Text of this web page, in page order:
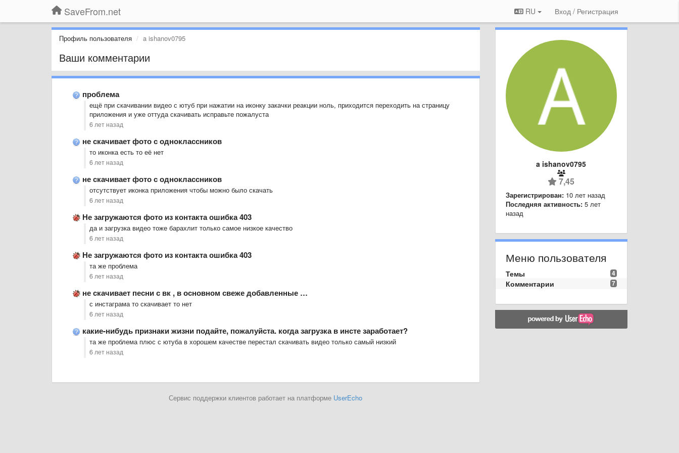
SaveFrom.net RU Вход / Регистрация
Профиль пользователя a ishanov0795
Ваши комментарии
проблема
ещё при скачивании видео с ютуб при нажатии на иконку закачки реакции ноль, приходится переходить на страницу
приложения и уже оттуда скачивать исправьте пожалуста
6 лет назад
не скачивает фото с одноклассников
то иконка есть то её нет
6 лет назад
не скачивает фото с одноклассников
отсутствует иконка приложения чтобы можно было скачать
6 лет назад
Не загружаются фото из контакта ошибка 403
да и загрузка видео тоже барахлит только самое низкое качество
6 лет назад
Не загружаются фото из контакта ошибка 403
та же проблема
6 лет назад
не скачивает песни с вк , в основном свеже добавленные …
с инстаграма то скачивает то нет
6 лет назад
какие-нибудь признаки жизни подайте, пожалуйста. когда загрузка в инсте заработает?
та же проблема плюс с ютуба в хорошем качестве перестал скачивать видео только самый низкий
6 лет назад
Сервис поддержки клиентов работает на платформе UserEcho
a ishanov0795
7,45
Зарегистрирован: 10 лет назад
Последняя активность: 5 лет
назад
Меню пользователя
4
Темы
7
Комментарии